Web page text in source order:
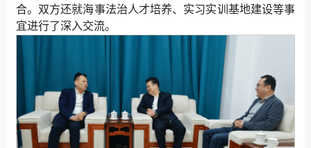
合。双方还就海事法治人才培养、实习实训基地建设等事
宜进行了深入交流。